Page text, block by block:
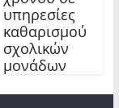
υπηρεσίες
καθαρισμού
σχολικών
μονάδων